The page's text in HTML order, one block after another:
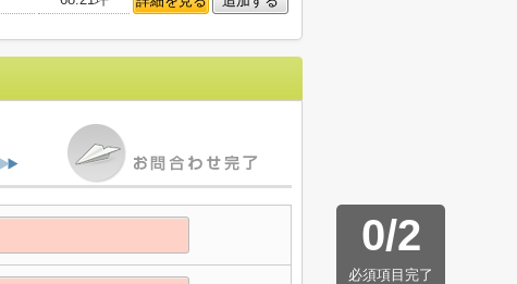
0/2
必須項目完了